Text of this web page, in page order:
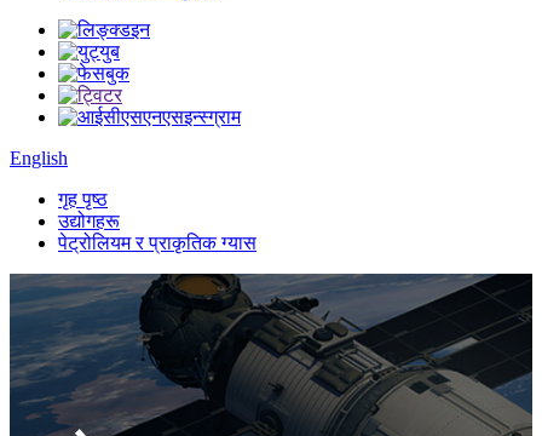
English
गृह पृष्ठ
उद्योगहरू
पेट्रोलियम र प्राकृतिक ग्यास